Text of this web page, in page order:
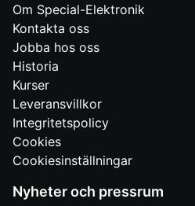
Om Special-Elektronik
Kontakta oss
Jobba hos oss
Historia
Kurser
Leveransvillkor
Integritetspolicy
Cookies
Cookiesinställningar
Nyheter och pressrum